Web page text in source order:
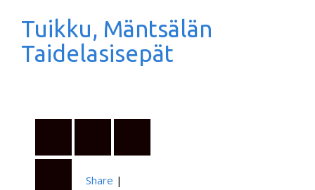
Tuikku, Mäntsälän
Taidelasisepät
Share |